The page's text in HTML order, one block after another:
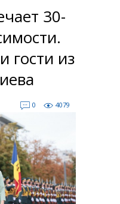
30-
гости из
0 4079